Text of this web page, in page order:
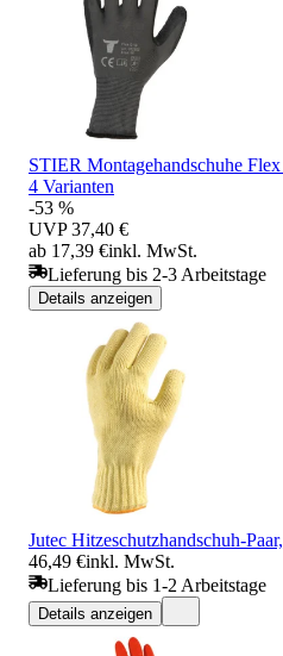
STIER Montagehandschuhe
4 Varianten
-53 %
UVP 37,40 €
ab 17,39 €inkl. MwSt.
Lieferung bis 2-3 Arbeitstage
Details anzeigen
Jutec Hitzeschutzhandschuh-
46,49 €inkl. MwSt.
Lieferung bis 1-2 Arbeitstage
Details anzeigen